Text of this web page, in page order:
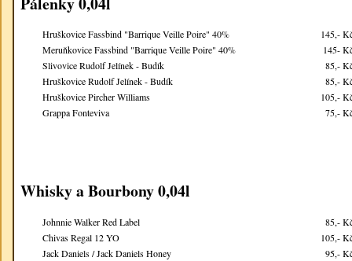
Hruškovice Fassbind "Barrique Veille Poire" 40%
145,-
Meruňkovice Fassbind "Barrique Veille Poire" 40%
145-
Slivovice Rudolf Jelínek - Budík
85,-
Hruškovice Rudolf Jelínek - Budík
85,-
Hruškovice Pircher Williams
105,-
Grappa Fonteviva
75,-
Whisky a Bourbony 0,04l
Johnnie Walker Red Label
85,-
Chivas Regal 12 YO
105,-
Jack Daniels / Jack Daniels Honey
95,-